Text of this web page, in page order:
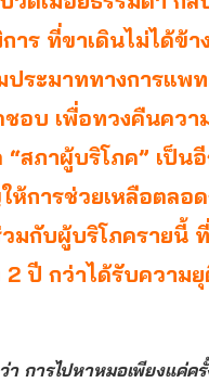
าร ที่ขาเดินไม่ได้ข้า
ประมาททางการแพ
อบ เพื่อทวงคืนควา
สภาผู้บริโภค” เป็น
การช่วยเหลือตลอ
มกับผู้บริโภครายนี้
2 ปี กว่าได้รับความ
า การไปหาหมอเพียงแค่ครั้